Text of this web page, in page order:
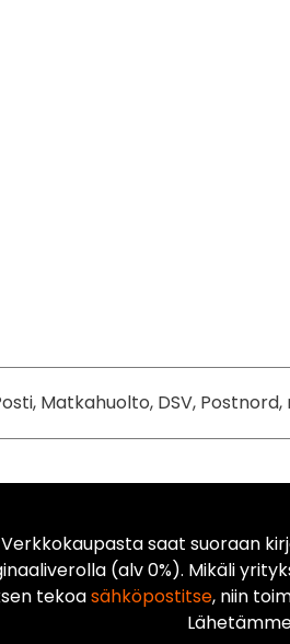
Matkahuolto, DSV,
Verkkokaupasta saat suoraan
(alv 0%). Mikäli
tekoasähköpostitse, niin